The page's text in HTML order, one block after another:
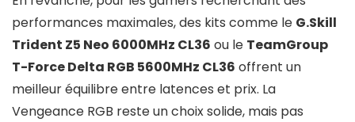
performances maximales, des kits comme le G.Skill
Trident Z5 Neo 6000MHz CL36 ou le TeamGroup
T-Force Delta RGB 5600MHz CL36 offrent un
meilleur équilibre entre latences et prix. La
Vengeance RGB reste un choix solide, mais pas